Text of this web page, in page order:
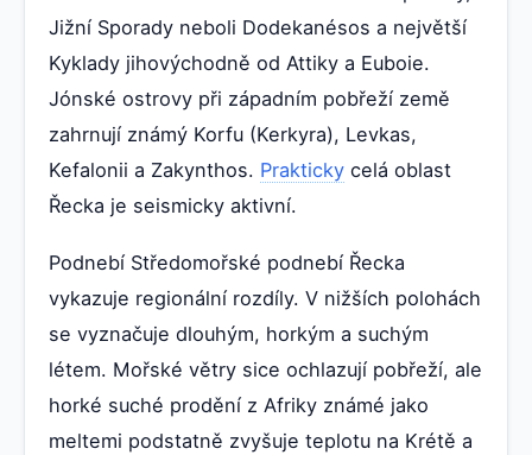
Jižní Sporady neboli Dodekanésos a největší
Kyklady jihovýchodně od Attiky a Euboie.
Jónské ostrovy při západním pobřeží země
zahrnují známý Korfu (Kerkyra), Levkas,
Kefalonii a Zakynthos. Prakticky celá oblast
Řecka je seismicky aktivní.
Podnebí Středomořské podnebí Řecka
vykazuje regionální rozdíly. V nižších polohách
se vyznačuje dlouhým, horkým a suchým
létem. Mořské větry sice ochlazují pobřeží, ale
horké suché prodění z Afriky známé jako
meltemi podstatně zvyšuje teplotu na Krétě a